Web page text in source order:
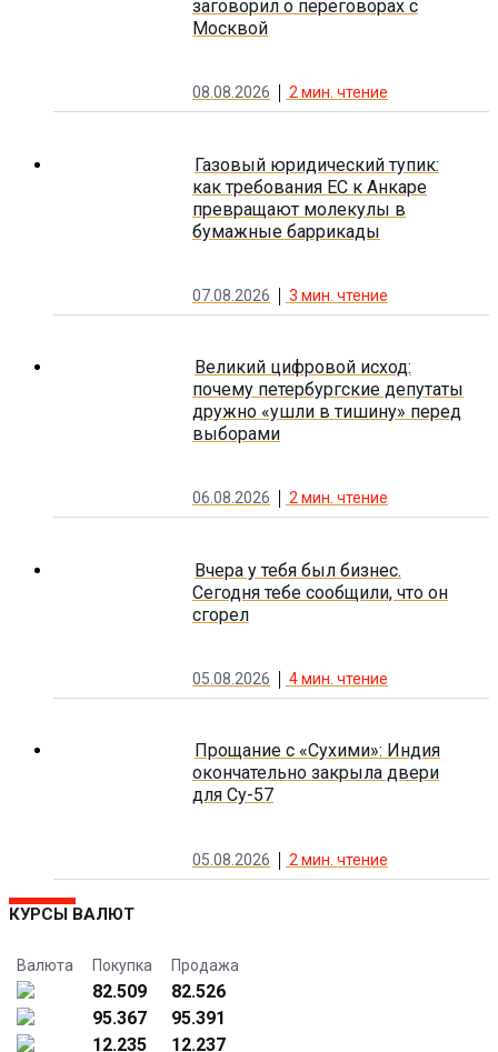
заговорил о переговорах с
Москвой
08.08.2026 2мин. чтение
Газовый юридический тупик:
как требования ЕС к Анкаре
превращают молекулы в
бумажные баррикады
07.08.2026 3 мин. чтение
Великий цифровой исход:
почему петербургские депутаты
дружно «ушли в тишину» перед
выборами
06.08.2026 2мин. чтение
Вчера у тебя был бизнес.
Сегодня тебе сообщили, что он
сгорел
05.08.2026 4мин. чтение
Прощание с «Сухими»: Индия
окончательно закрыла двери
для Су-57
05.08.2026 2 мин. чтение
КУРСЫ ВАЛЮТ
Валюта Покупка Продажа
82.509
82.526
95.367
95.391
12.235
12.237